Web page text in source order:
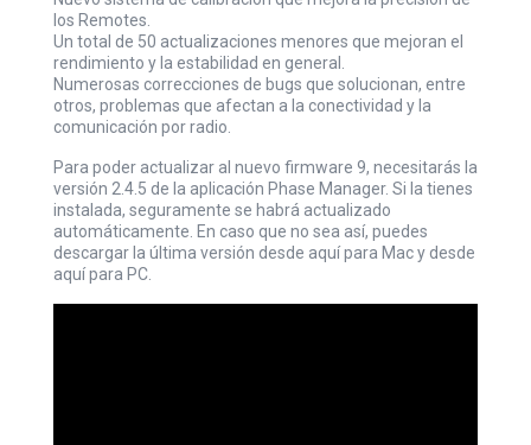
los Remotes.
Un total de 50 actualizaciones menores que mejoran el
rendimiento y la estabilidad en general.
Numerosas correcciones de bugs que solucionan, entre
otros, problemas que afectan a la conectividad y la
comunicación por radio.
Para poder actualizar al nuevo firmware 9, necesitarás la
versión 2.4.5 de la aplicación Phase Manager. Si la tienes
instalada, seguramente se habrá actualizado
automáticamente. En caso que no sea así, puedes
descargar la última versión desde aquípara Mac y desde
aquípara PC.